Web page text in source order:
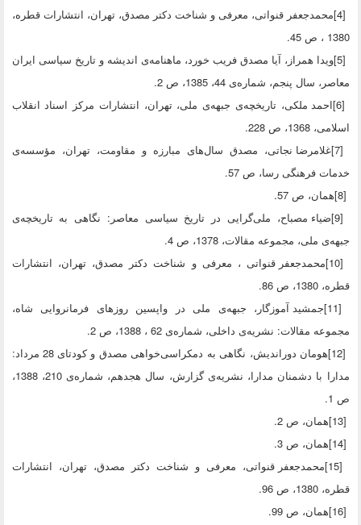
[4]محمدجعفر قنواتی، معرفی و شناخت دکتر مصدق، تهران، انتشارات قطره،
1380 ، ص 45.
[5]ویدا همراز، آیا مصدق فریب خورد، ماهنامه‌ی اندیشه و تاریخ سیاسی ایران
معاصر، سال پنجم، شماره‌ی 44، 1385، ص 2.
[6]احمد ملکی، تاریخچه‌ی جبهه‌ی ملی، تهران، انتشارات مرکز اسناد انقلاب
اسلامی، 1368، ص 228.
[7]غلامرضا نجاتی، مصدق سال‌های مبارزه و مقاومت، تهران، مؤسسه‌ی
خدمات فرهنگی رسا، ص 57.
[8]همان، ص 57.
[9]ضیاء مصباح، ملی‌گرایی در تاریخ سیاسی معاصر: نگاهی به تاریخچه‌ی
جبهه‌ی ملی، مجموعه مقالات، 1378، ص 4.
[10]محمدجعفر قنواتی ، معرفی و شناخت دکتر مصدق، تهران، انتشارات
قطره، 1380، ص 86.
[11]جمشید آموزگار، جبهه‌ی ملی در واپسین روزهای فرمانروایی شاه‌،
مجموعه مقالات: نشریه‌ی داخلی، شماره‌ی 62 ، 1388، ص 2.
[12]هومان دوراندیش، نگاهی به دمکراسی‌خواهی مصدق و کودتای 28 مرداد:
مدارا با دشمنان مدارا، نشریه‌ی گزارش، سال هجدهم، شماره‌ی 210، 1388،
ص 1.
[13]همان، ص 2.
[14]همان، ص 3.
[15]محمدجعفر قنواتی، معرفی و شناخت دکتر مصدق، تهران، انتشارات
قطره، 1380، ص 96.
[16]همان، ص 99.